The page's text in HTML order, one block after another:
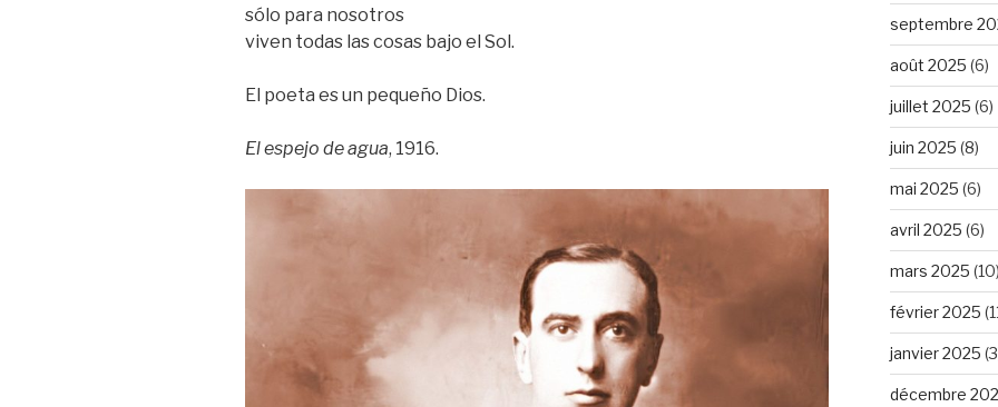
sólo para nosotros
viven todas las cosas bajo el Sol.
El poeta es un pequeño Dios.
El espejo de agua, 1916.
septembre
août 2025 (6)
juillet 2025 (6)
juin 2025 (8)
mai 2025 (6)
avril 2025 (6)
mars 2025 (10)
février 2025
janvier 2025
décembre